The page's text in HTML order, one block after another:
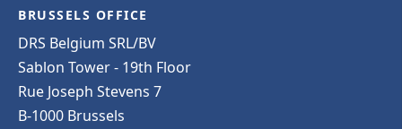
BRUSSELS OFFICE
DRS Belgium SRL/BV
Sablon Tower - 19th Floor
Rue Joseph Stevens 7
B-1000 Brussels